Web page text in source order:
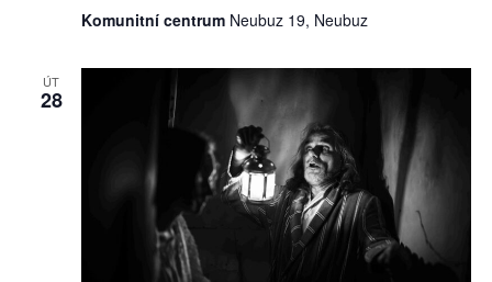
Komunitní centrum Neubuz 19, Neubuz
ÚT
28